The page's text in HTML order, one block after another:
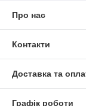
Про нас
Контакти
Доставка та
Графік роботи